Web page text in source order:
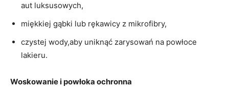
aut luksusowych,
miękkiej gąbki lub rękawicy z mikrofibry,
czystej wody,aby uniknąć zarysowań na powłoce
lakieru.
Woskowanie i powłoka ochronna